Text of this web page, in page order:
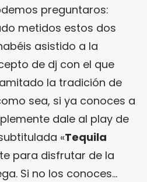
preguntaros:
metidos estos dos
asistido a la
de dj con el que
la tradición de
sea, si ya conoces a
dale al play de
«Tequila
para disfrutar de la
Si no los conoces…